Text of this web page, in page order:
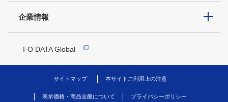
企業情報
I-O DATA Global
サイトマップ 本サイトご利用上の注意
表示価格・商品全般について プライバシーポリシー